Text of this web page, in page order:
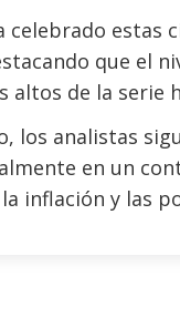
celebrado estas
que el
altos de la serie
los analistas
en un
inflación y las